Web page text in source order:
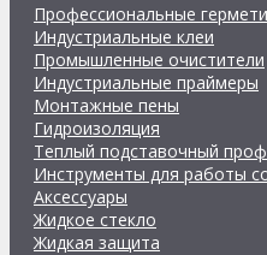
Профессиональные
Индустриальные клеи
Промышленные очистители
Индустриальные праймеры
Монтажные пены
Гидроизоляция
Теплый подставочный
Инструменты для работы
Аксессуары
Жидкое стекло
Жидкая защита